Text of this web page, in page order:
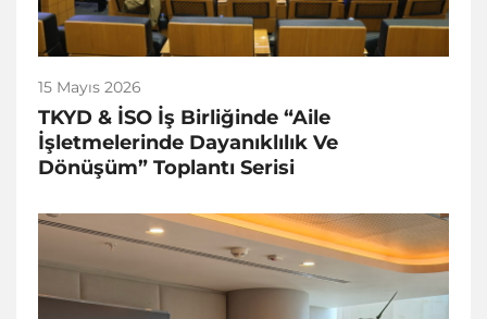
15 Mayıs 2026
TKYD & İSO İş Birliğinde “Aile
İşletmelerinde Dayanıklılık Ve
Dönüşüm” Toplantı Serisi